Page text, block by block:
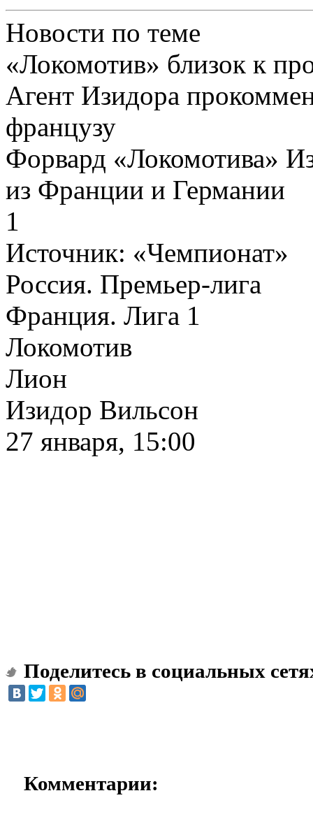
Новости по теме
«Локомотив» близок к
Агент Изидора
французу
Форвард «Локомотива»
из Франции и Германии
1
Источник: «Чемпионат»
Россия. Премьер-лига
Франция. Лига 1
Локомотив
Лион
Изидор Вильсон
27 января, 15:00
Поделитесь в социальных
Комментарии: